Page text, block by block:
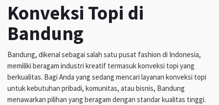
Konveksi Topi di
Bandung
Bandung, dikenal sebagai salah satu pusat fashion di Indonesia,
memiliki beragam industri kreatif termasuk konveksi topi yang
berkualitas. Bagi Anda yang sedang mencari layanan konveksi topi
untuk kebutuhan pribadi, komunitas, atau bisnis, Bandung
menawarkan pilihan yang beragam dengan standar kualitas tinggi.